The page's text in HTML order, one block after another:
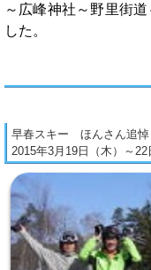
～広峰神社～野里街
した。
早春スキー ほんさん追
2015年3月19日（木）～22